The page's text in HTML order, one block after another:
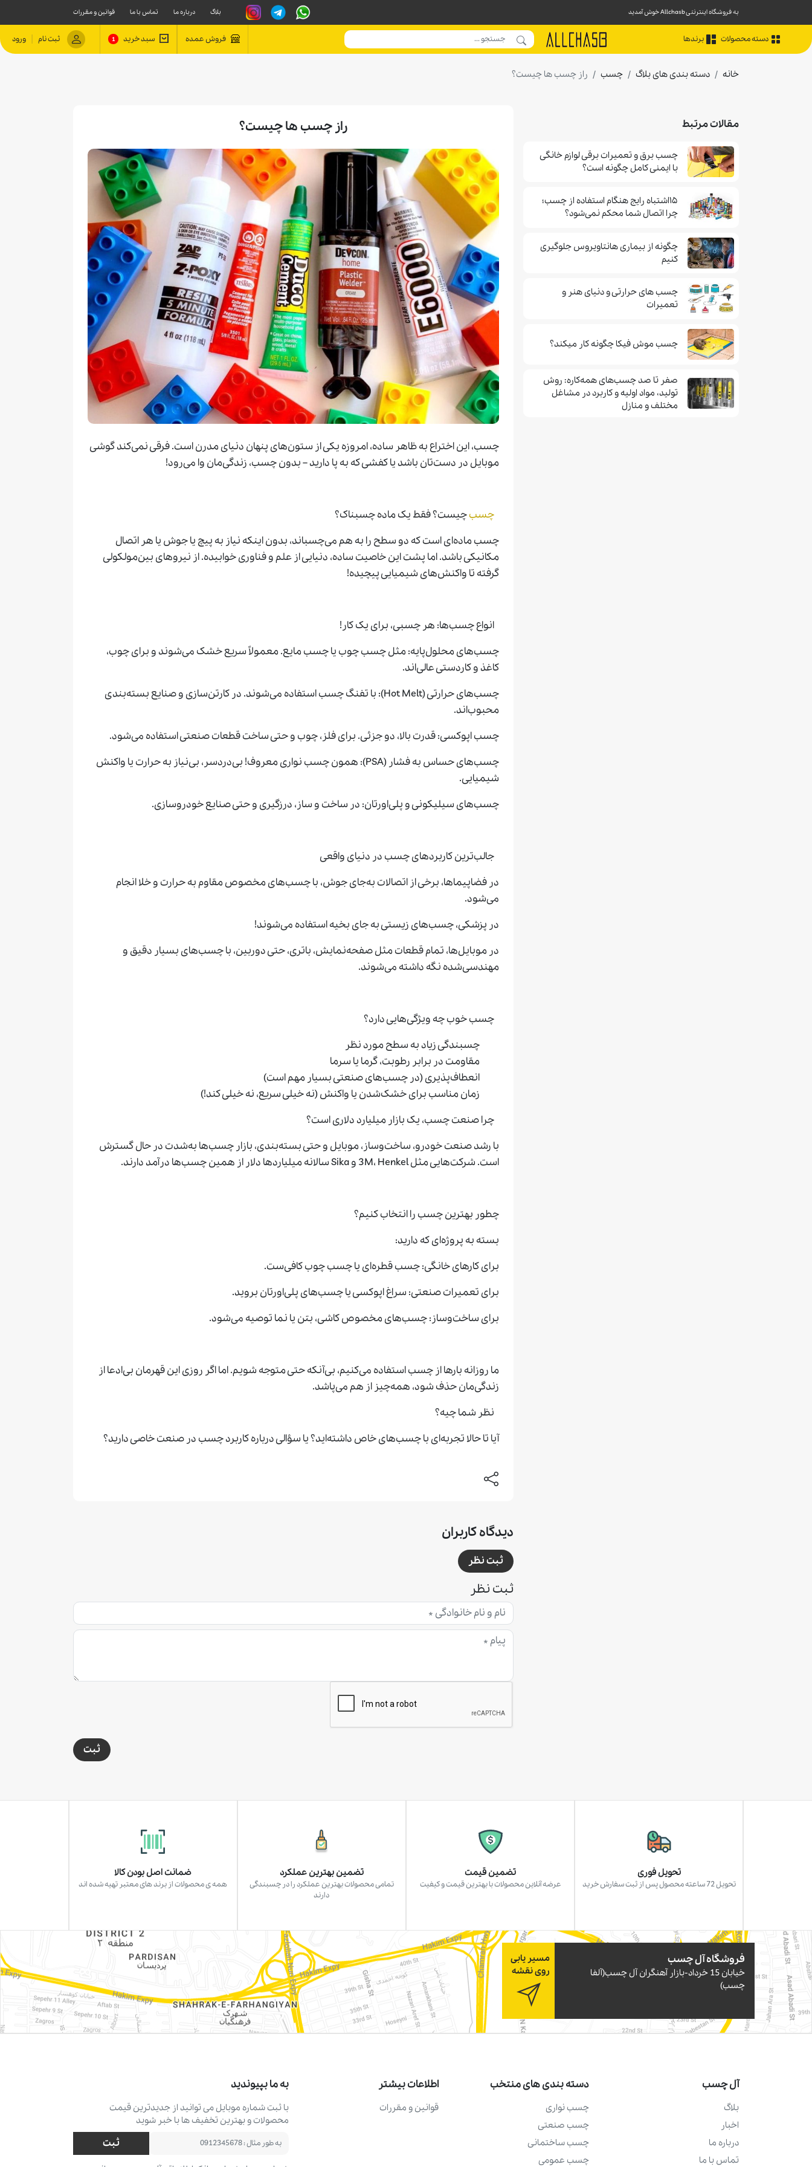
به فروشگاه اینترنتی Allchasb خوش آمدید بلاگ درباره ما تماس با ما قوانین و مقررات
دسته محصولات برندها فروش عمده سبد خرید 1 ثبت نام | ورود
خانه دسته بندی های بلاگ چسب راز چسب ها چیست؟
مقالات مرتبط
چسب برق و تعمیرات برقی لوازم خانگی
با ایمنی کامل چگونه است؟
۱۵اشتباه رایج هنگام استفاده از چسب؛
چرا اتصال شما محکم نمی‌شود؟
چگونه از بیماری هانتاویروس جلوگیری
کنیم
چسب های حرارتی و دنیای هنر و
تعمیرات
چسب موش فيكا چگونه كار ميكند؟
صفر تا صد چسب‌های همه‌کاره: روش
تولید، مواد اولیه و کاربرد در مشاغل
مختلف و منازل
راز چسب ها چیست؟
چسب، این اختراع به ظاهر ساده، امروزه یکی از ستون‌های پنهان دنیای مدرن است. فرقی نمی‌کند گوشی
موبایل در دست‌تان باشد یا کفشی که به پا دارید – بدون چسب، زندگی‌مان وا می‌رود!
چسبچیست؟ فقط یک ماده چسبناک؟
چسب ماده‌ای است که دو سطح را به هم می‌چسباند، بدون اینکه نیاز به پیچ یا جوش یا هر اتصال
مکانیکی باشد. اما پشت این خاصیت ساده، دنیایی از علم و فناوری خوابیده. از نیروهای بین‌مولکولی
گرفته تا واکنش‌های شیمیایی پیچیده!
انواع چسب‌ها: هر چسبی، برای یک کار!
چسب‌های محلول‌پایه: مثل چسب چوب یا چسب مایع. معمولاً سریع خشک می‌شوند و برای چوب،
کاغذ و کاردستی عالی‌اند.
چسب‌های حرارتی (Hot Melt): با تفنگ چسب استفاده می‌شوند. در کارتن‌سازی و صنایع بسته‌بندی
محبوب‌اند.
چسب اپوکسی: قدرت بالا، دو جزئی. برای فلز، چوب و حتی ساخت قطعات صنعتی استفاده می‌شود.
چسب‌های حساس به فشار (PSA): همون چسب‌ نواری معروف! بی‌دردسر، بی‌نیاز به حرارت یا واکنش
شیمیایی.
چسب‌های سیلیکونی و پلی‌اورتان: در ساخت و ساز، درزگیری و حتی صنایع خودروسازی.
جالب‌ترین کاربردهای چسب در دنیای واقعی
در فضاپیماها، برخی از اتصالات به‌جای جوش، با چسب‌های مخصوص مقاوم به حرارت و خلا انجام
می‌شود.
در پزشکی، چسب‌های زیستی به جای بخیه استفاده می‌شوند!
در موبایل‌ها، تمام قطعات مثل صفحه‌نمایش، باتری، حتی دوربین، با چسب‌های بسیار دقیق و
مهندسی‌شده نگه داشته می‌شوند.
چسب خوب چه ویژگی‌هایی دارد؟
چسبندگی زیاد به سطح مورد نظر
مقاومت در برابر رطوبت، گرما یا سرما
انعطاف‌پذیری (در چسب‌های صنعتی بسیار مهم است)
زمان مناسب برای خشک‌شدن یا واکنش (نه خیلی سریع، نه خیلی کند!)
چرا صنعت چسب، یک بازار میلیارد دلاری است؟
با رشد صنعت خودرو، ساخت‌وساز، موبایل و حتی بسته‌بندی، بازار چسب‌ها به‌شدت در حال گسترش
است. شرکت‌هایی مثل 3M، Henkel و Sika سالانه میلیاردها دلار از همین چسب‌ها درآمد دارند.
چطور بهترین چسب را انتخاب کنیم؟
بسته به پروژه‌ای که دارید:
برای کارهای خانگی: چسب قطره‌ای یا چسب چوب کافی‌ست.
برای تعمیرات صنعتی: سراغ اپوکسی یا چسب‌های پلی‌اورتان بروید.
برای ساخت‌وساز: چسب‌های مخصوص کاشی، بتن یا نما توصیه می‌شود.
ما روزانه بارها از چسب استفاده می‌کنیم، بی‌آنکه حتی متوجه شویم. اما اگر روزی این قهرمان بی‌ادعا از
زندگی‌مان حذف شود، همه‌چیز از هم می‌پاشد.
نظر شما چیه؟
آیا تا حالا تجربه‌ای با چسب‌های خاص داشته‌اید؟ یا سؤالی درباره کاربرد چسب در صنعت خاصی دارید؟
دیدگاه کاربران
ثبت نظر
ثبت نظر
ثبت
تحویل فوری
تحویل 72 ساعته محصول پس از ثبت سفارش خرید
تضمین قیمت
عرضه آنلاین محصولات با بهترین قیمت و کیفیت
تضمین بهترین عملکرد
تمامی محصولات بهترین عملکرد را در چسبندگی
دارند
ضمانت اصل بودن کالا
همه ی محصولات از برند های معتبر تهیه شده اند
فروشگاه آل چسب
خيابان 15 خرداد-بازار آهنگران آل چسب(آلفا
چسب)
مسیر یابی
روی نقشه
آل چسب
بلاگ
اخبار
درباره ما
تماس با ما
دسته بندی های منتخب
چسب نواری
چسب صنعتی
چسب ساختمانی
چسب عمومی
اطلاعات بیشتر
قوانین و مقررات
به ما بپیوندید
با ثبت شماره موبایل می ‌توانید از جدیدترین قیمت
محصولات و بهترین تخفیف ‌ها با خبر شوید
ثبت